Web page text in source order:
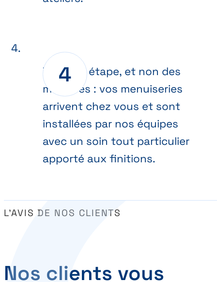
Dernière étape, et non des
moindres : vos menuiseries
arrivent chez vous et sont
installées par nos équipes
avec un soin tout particulier
apporté aux finitions.
L’AVIS DE NOS CLIENTS
Nos clients vous